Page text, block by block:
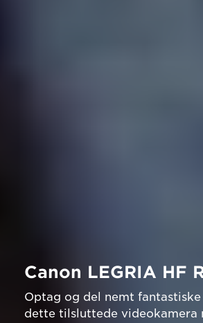
Canon LEGRIA HF
Optag og del nemt
dette tilsluttede videokamera